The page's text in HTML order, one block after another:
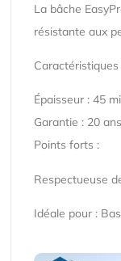
La bâche
résistante aux
Épaisseur : 45
Garantie : 20
Points forts :
Respectueuse
Idéale pour :